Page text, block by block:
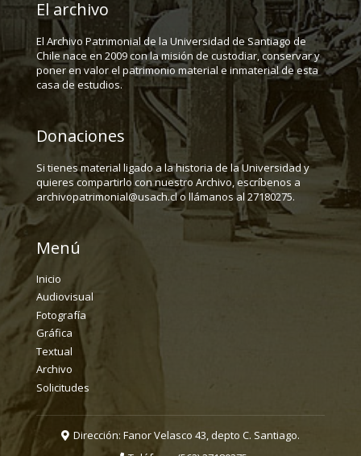
El archivo
El Archivo Patrimonial de la Universidad de Santiago de
Chile nace en 2009 con la misión de custodiar, conservar y
poner en valor el patrimonio material e inmaterial de esta
casa de estudios.
Donaciones
Si tienes material ligado a la historia de la Universidad y
quieres compartirlo con nuestro Archivo, escríbenos a
archivopatrimonial@usach.cl o llámanos al 27180275.
Menú
Inicio
Audiovisual
Fotografía
Gráfica
Textual
Archivo
Solicitudes
Dirección: Fanor Velasco 43, depto C. Santiago.